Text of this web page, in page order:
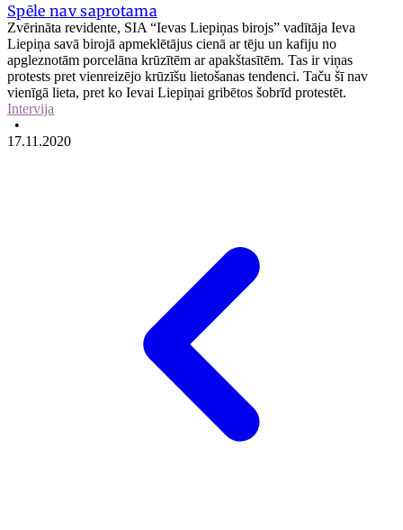
Spēle nav saprotama
Zvērināta revidente, SIA “Ievas Liepiņas birojs” vadītāja Ieva
Liepiņa savā birojā apmeklētājus cienā ar tēju un kafiju no
apgleznotām porcelāna krūzītēm ar apakštasītēm. Tas ir viņas
protests pret vienreizējo krūzīšu lietošanas tendenci. Taču šī nav
vienīgā lieta, pret ko Ievai Liepiņai gribētos šobrīd protestēt.
Intervija
•
17.11.2020